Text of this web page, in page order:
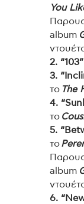
You
album
2. “103”
3.
το The
4.
το
5.
το
album
6.